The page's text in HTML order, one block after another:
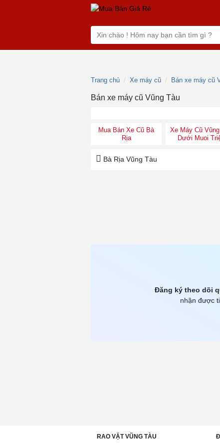
Trang chủ Xe máy cũ Bán xe máy cũ
Bán xe máy cũ Vũng Tàu
Mua Bán Xe Cũ Bà
Rịa
Xe Máy Cũ
Dưới Muoi
Bà Rịa Vũng Tàu
Đăng ký theo dõi
nhận được
RAO VẶT VŨNG TÀU